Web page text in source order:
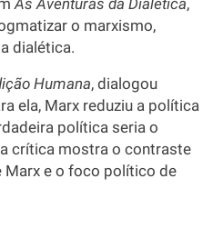
As Aventuras da Dialética,
o marxismo,
dialética.
Humana, dialogou
ela, Marx reduziu a política
política seria o
crítica mostra o contraste
e o foco político de